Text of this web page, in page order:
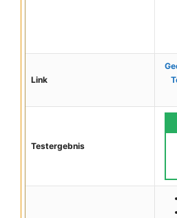
Link
Testergebnis